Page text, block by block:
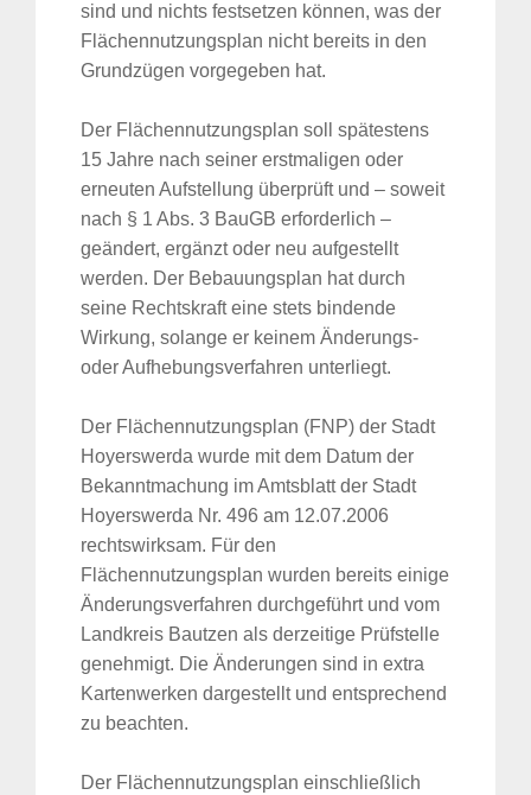
sind und nichts festsetzen können, was der
Flächennutzungsplan nicht bereits in den
Grundzügen vorgegeben hat.
Der Flächennutzungsplan soll spätestens
15 Jahre nach seiner erstmaligen oder
erneuten Aufstellung überprüft und – soweit
nach § 1 Abs. 3 BauGB erforderlich –
geändert, ergänzt oder neu aufgestellt
werden. Der Bebauungsplan hat durch
seine Rechtskraft eine stets bindende
Wirkung, solange er keinem Änderungs-
oder Aufhebungsverfahren unterliegt.
Der Flächennutzungsplan (FNP) der Stadt
Hoyerswerda wurde mit dem Datum der
Bekanntmachung im Amtsblatt der Stadt
Hoyerswerda Nr. 496 am 12.07.2006
rechtswirksam. Für den
Flächennutzungsplan wurden bereits einige
Änderungsverfahren durchgeführt und vom
Landkreis Bautzen als derzeitige Prüfstelle
genehmigt. Die Änderungen sind in extra
Kartenwerken dargestellt und entsprechend
zu beachten.
Der Flächennutzungsplan einschließlich